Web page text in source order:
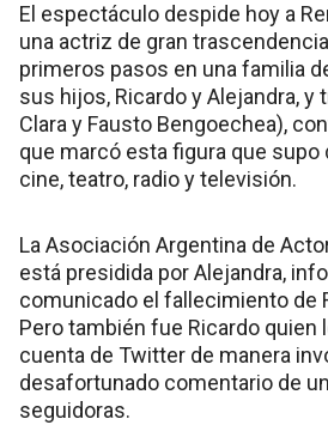
El espectáculo despide hoy a
una actriz de gran
primeros pasos en una familia
sus hijos, Ricardo y Alejandra, y
Clara y Fausto Bengoechea),
que marcó esta figura que supo
cine, teatro, radio y televisión.
La Asociación Argentina de
está presidida por Alejandra,
comunicado el fallecimiento de
Pero también fue Ricardo quien
cuenta de Twitter de manera
desafortunado comentario de
seguidoras.